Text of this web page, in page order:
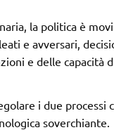
la politica è
e avversari,
e delle
i due
soverchiante.